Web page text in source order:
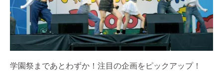
学園祭まであとわずか！注目の企画をピックアップ！